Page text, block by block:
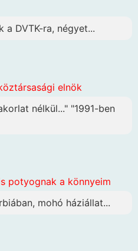
a DVTK-ra, négyet...
elnök
nélkül..." "1991-ben
potyognak a könnyeim
mohó háziállat...